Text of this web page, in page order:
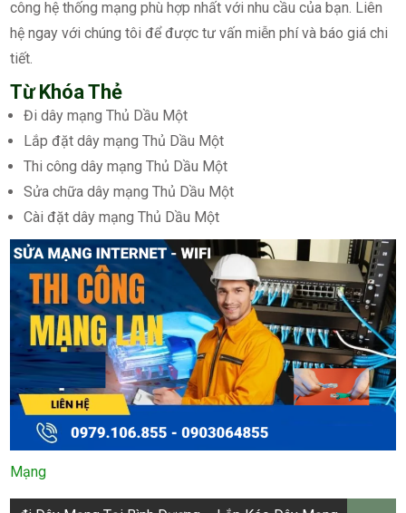
công hệ thống mạng phù hợp nhất với nhu cầu của bạn. Liên
hệ ngay với chúng tôi để được tư vấn miễn phí và báo giá chi
tiết.
Từ Khóa Thẻ
Đi dây mạng Thủ Dầu Một
Lắp đặt dây mạng Thủ Dầu Một
Thi công dây mạng Thủ Dầu Một
Sửa chữa dây mạng Thủ Dầu Một
Cài đặt dây mạng Thủ Dầu Một
Mạng